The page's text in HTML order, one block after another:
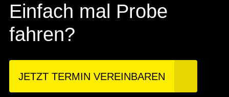
Einfach mal Probe
fahren?
JETZT TERMIN VEREINBAREN